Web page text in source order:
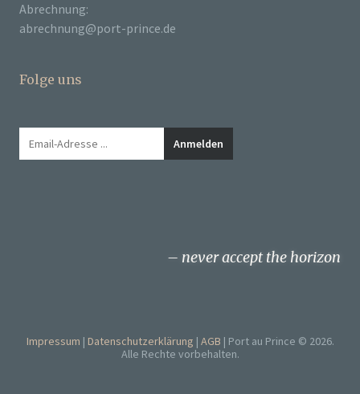
Abrechnung:
abrechnung@port-prince.de
Folge uns
never accept the horizon
Impressum Datenschutzerklärung AGB
Port au Prince © 2026.
Alle Rechte vorbehalten.